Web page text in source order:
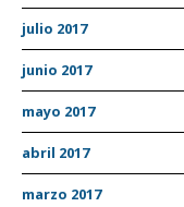
julio 2017
junio 2017
mayo 2017
abril 2017
marzo 2017